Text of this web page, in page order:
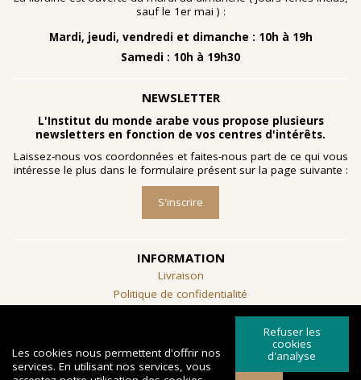
sauf le 1er mai ) :
Mardi, jeudi, vendredi et dimanche : 10h à 19h
Samedi : 10h à 19h30
NEWSLETTER
L'Institut du monde arabe vous propose plusieurs
newsletters en fonction de vos centres d'intérêts.
Laissez-nous vos coordonnées et faites-nous part de ce qui vous
intéresse le plus dans le formulaire présent sur la page suivante :
S'inscrire
INFORMATION
Livraison
Politique de confidentialité
Conditions générales de vente
SUIVEZ-NOUS
Les cookies nous permettent d'offrir nos
services. En utilisant nos services, vous
Refuser les
cookies
d'analyse